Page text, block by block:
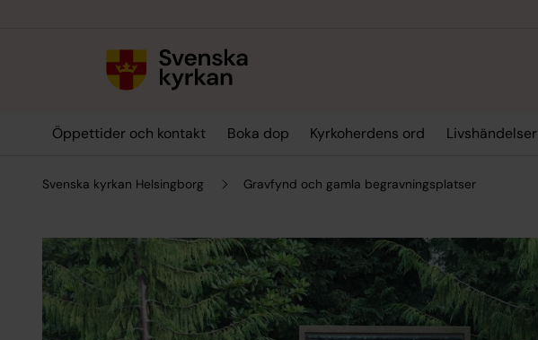
Öppettider och kontakt Boka dop Kyrkoherdens ord Livshändelser
Svenska kyrkan Helsingborg Gravfynd och gamla begravningsplatser